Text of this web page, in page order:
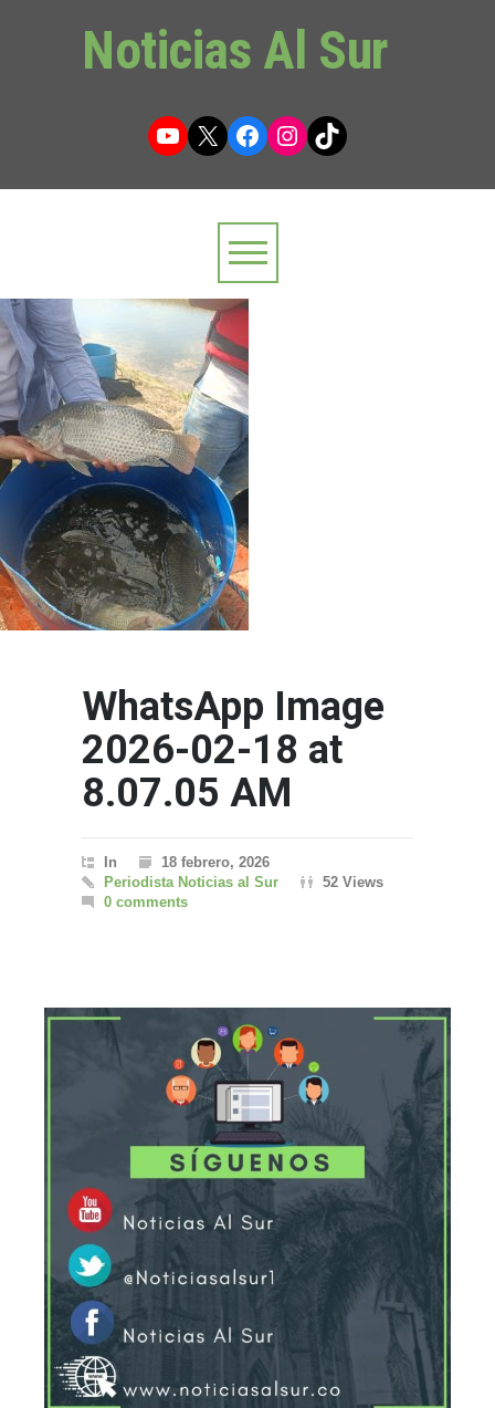
Noticias Al Sur
YouTube
X Facebook
Instagram
TikTok
WhatsApp Image
2026-02-18 at
8.07.05 AM
In
18 febrero, 2026
Periodista Noticias al Sur
52 Views
0 comments